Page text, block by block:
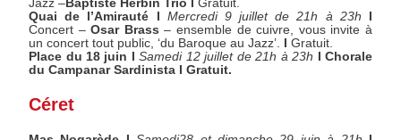
Jazz – Baptiste Herbin Trio IGratuit.
Quai de l’Amirauté I Mercredi 9 juillet de 21h à 23h
Concert –Osar Brass – ensemble de cuivre, vous invite à
un concert tout public, ‘du Baroque au Jazz’.
IGratuit.
Place du 18 juin ISamedi 12 juillet de 21h à 23h
Chorale
du Campanar Sardinista I Gratuit.
Céret